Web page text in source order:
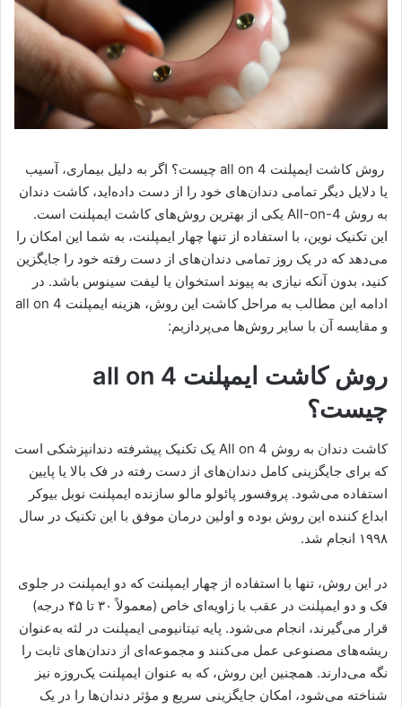
روش کاشت ایمپلنت all on 4 چیست؟ اگر به دلیل بیماری، آسیب
یا دلایل دیگر تمامی دندان‌های خود را از دست داده‌اید، کاشت دندان
به روش All-on-4 یکی از بهترین روش‌های کاشت ایمپلنت است.
این تکنیک نوین، با استفاده از تنها چهار ایمپلنت، به شما این امکان را
می‌دهد که در یک روز تمامی دندان‌های از دست رفته خود را جایگزین
کنید، بدون آنکه نیازی به پیوند استخوان یا لیفت سینوس باشد. در
ادامه این مطالب به مراحل کاشت این روش، هزینه ایمپلنت all on 4
و مقایسه آن با سایر روش‌ها می‌پردازیم:
روش کاشت ایمپلنت all on 4
چیست؟
کاشت دندان به روش All on 4 یک تکنیک پیشرفته دندانپزشکی است
که برای جایگزینی کامل دندان‌های از دست رفته در فک بالا یا پایین
استفاده می‌شود. پروفسور پائولو مالو سازنده ایمپلنت نوبل بیوکر
ابداع کننده این روش بوده و اولین درمان موفق با این تکنیک در سال
۱۹۹۸ انجام شد.
در این روش، تنها با استفاده از چهار ایمپلنت که دو ایمپلنت در جلوی
فک و دو ایمپلنت در عقب با زاویه‌ای خاص (معمولاً ۳۰ تا ۴۵ درجه)
قرار می‌گیرند، انجام می‌شود. پایه تیتانیومی ایمپلنت در لثه به‌عنوان
ریشه‌های مصنوعی عمل می‌کنند و مجموعه‌ای از دندان‌های ثابت را
نگه می‌دارند. همچنین این روش، که به عنوان ایمپلنت یک‌روزه نیز
شناخته می‌شود، امکان جایگزینی سریع و مؤثر دندان‌ها را در یک